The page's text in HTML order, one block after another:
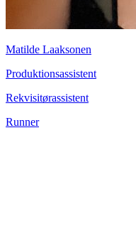
Matilde Laaksonen
Produktionsassistent
Rekvisitørassistent
Runner